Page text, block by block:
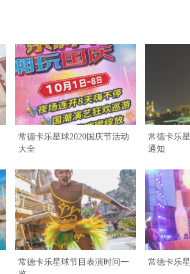
常德卡乐星球2020国庆节活动
大全
常德卡乐
通知
常德卡乐星球节目表演时间一
常德卡乐